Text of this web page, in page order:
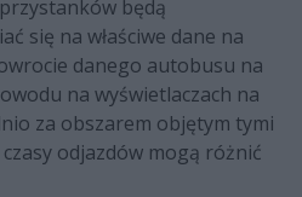
będą
się na właściwe dane na
danego autobusu na
na wyświetlaczach na
za obszarem objętym tymi
odjazdów mogą różnić